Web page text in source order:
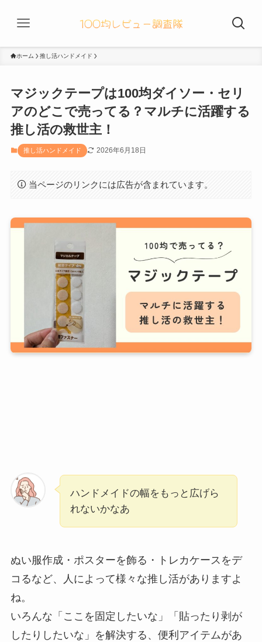
ホーム 推し活ハンドメイド
マジックテープは100均ダイソー・セリ
アのどこで売ってる？マルチに活躍する
推し活の救世主！
推し活ハンドメイド 2026年6月18日
当ページのリンクには広告が含まれています。
ハンドメイドの幅をもっと広げら
れないかなあ
ぬい服作成・ポスターを飾る・トレカケースをデ
コるなど、人によって様々な推し活がありますよ
ね。
いろんな「ここを固定したいな」「貼ったり剥が
したりしたいな」を解決する、便利アイテムがあ